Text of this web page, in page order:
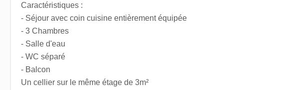
Caractéristiques :
- Séjour avec coin cuisine entièrement équipée
- 3 Chambres
- Salle d'eau
- WC séparé
- Balcon
Un cellier sur le même étage de 3m²